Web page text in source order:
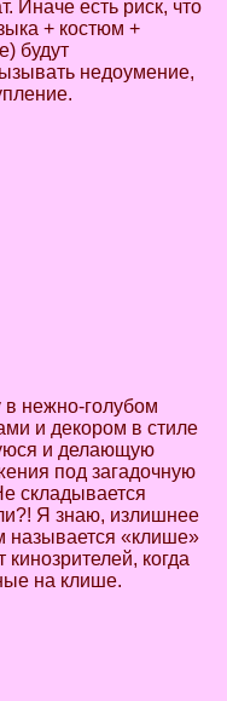
Иначе есть риск, что
+ костюм +
будут
недоумение,
нежно-голубом
и декором в стиле
и делающую
под загадочную
складывается
Я знаю, излишнее
называется «клише»
когда
на клише.